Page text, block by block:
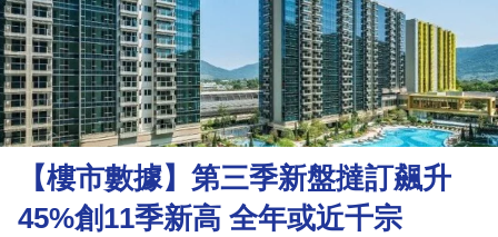
投
資
樓
市
理
財
商
【樓市數據】第三季新盤撻訂飆升
45%創11季新高 全年或近千宗